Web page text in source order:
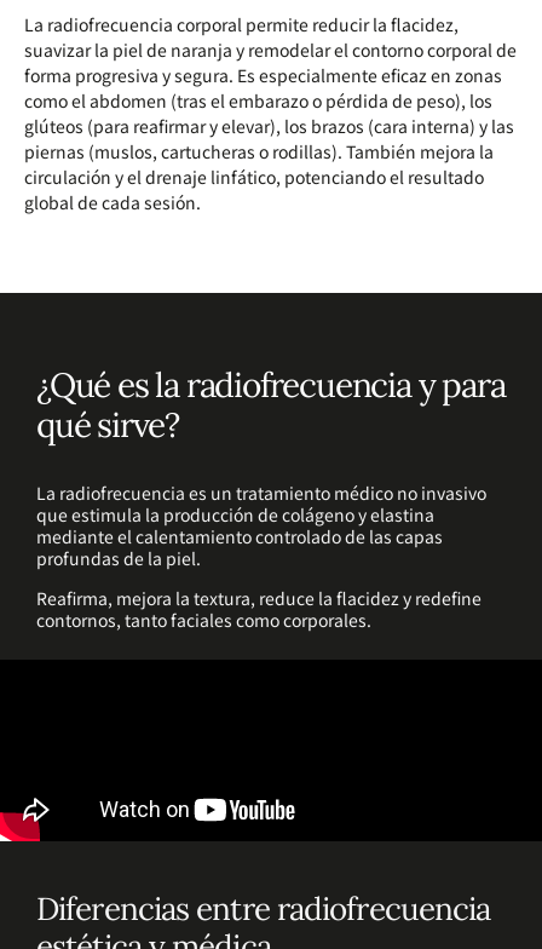
La radiofrecuencia corporal permite reducir la flacidez,
suavizar la piel de naranja y remodelar el contorno corporal de
forma progresiva y segura. Es especialmente eficaz en zonas
como el abdomen (tras el embarazo o pérdida de peso), los
glúteos (para reafirmar y elevar), los brazos (cara interna) y las
piernas (muslos, cartucheras o rodillas). También mejora la
circulación y el drenaje linfático, potenciando el resultado
global de cada sesión.
¿Qué es la radiofrecuencia y para
qué sirve?
La radiofrecuencia es un tratamiento médico no invasivo
que estimula la producción de colágeno y elastina
mediante el calentamiento controlado de las capas
profundas de la piel.
Reafirma, mejora la textura, reduce la flacidez y redefine
contornos, tanto faciales como corporales.
Diferencias entre radiofrecuencia